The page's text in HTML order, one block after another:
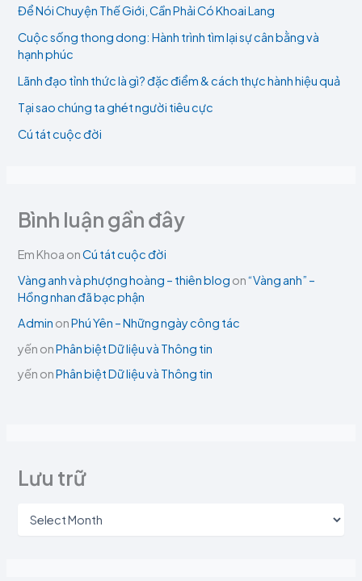
Để Nói Chuyện Thế Giới, Cần Phải Có Khoai Lang
Cuộc sống thong dong: Hành trình tìm lại sự cân bằng và
hạnh phúc
Lãnh đạo tỉnh thức là gì? đặc điểm & cách thực hành hiệu quả
Tại sao chúng ta ghét người tiêu cực
Cú tát cuộc đời
Bình luận gần đây
Em Khoa onCú tát cuộc đời
Vàng anh và phượng hoàng – thiên blog on“Vàng anh” –
Hồng nhan đã bạc phận
Admin onPhú Yên – Những ngày công tác
yến onPhân biệt Dữ liệu và Thông tin
yến onPhân biệt Dữ liệu và Thông tin
Lưu trữ